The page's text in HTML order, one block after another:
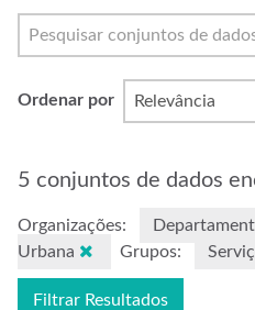
Sobre
Ordenar por
5 conjuntos de dados
Organizações:
Urbana
Grupos:
Filtrar Resultados